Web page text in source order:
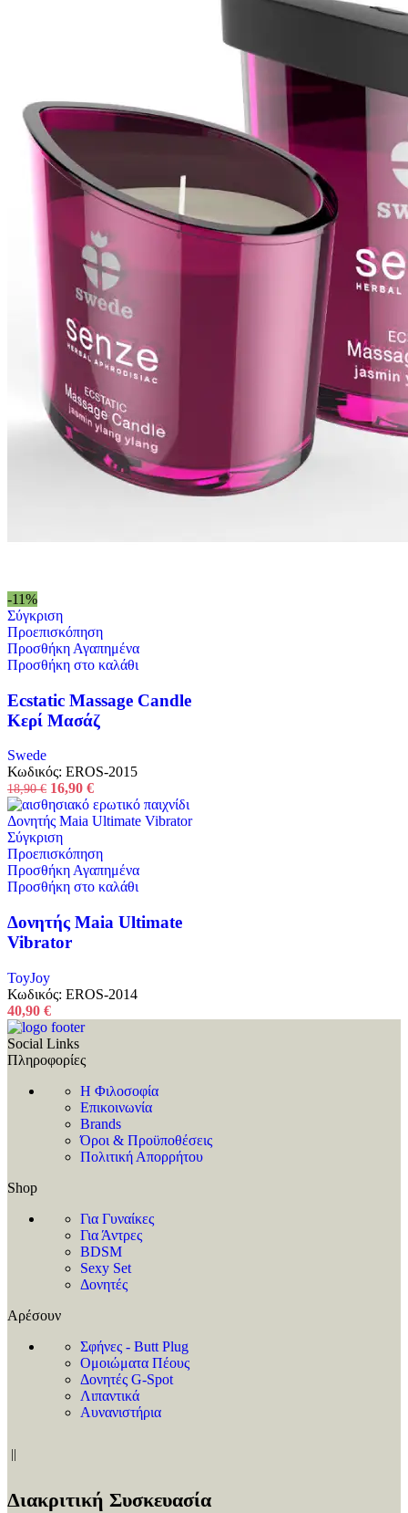
-11%
Σύγκριση
Προεπισκόπηση
Προσθήκη Αγαπημένα
Προσθήκη στο καλάθι
Ecstatic Massage Candle
Κερί Μασάζ
Swede
Κωδικός: EROS-2015
18,90€ Original
price
was:
18,90 €.
16,90 €Η
τρέχουσα
τιμή
16,90 €.
Σύγκριση
Προεπισκόπηση
Προσθήκη Αγαπημένα
Προσθήκη στο καλάθι
Δονητής Maia Ultimate
Vibrator
ToyJoy
Κωδικός: EROS-2014
40,90 €
Social Links
Πληροφορίες
Η Φιλοσοφία
Επικοινωνία
Brands
Όροι & Προϋποθέσεις
Πολιτική Απορρήτου
Shop
Για Γυναίκες
Για Άντρες
BDSM
Sexy Set
Δονητές
Αρέσουν
Σφήνες - Butt Plug
Ομοιώματα Πέους
Δονητές G-Spot
Λιπαντικά
Αυνανιστήρια
Διακριτική Συσκευασία